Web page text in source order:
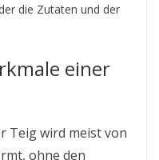
die Zutaten und der
einer
Teig wird meist von
ohne den